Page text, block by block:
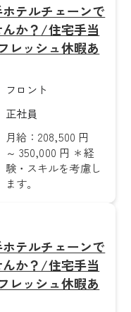
テルチェーンで
か？/住宅手当
レッシュ休暇あ
フロント
正社員
月給：208,500 円
～ 350,000 円 ＊経
験・スキルを考慮し
ます。
テルチェーンで
か？/住宅手当
レッシュ休暇あ